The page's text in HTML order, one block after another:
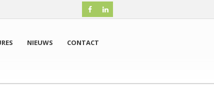
NIEUWS CONTACT